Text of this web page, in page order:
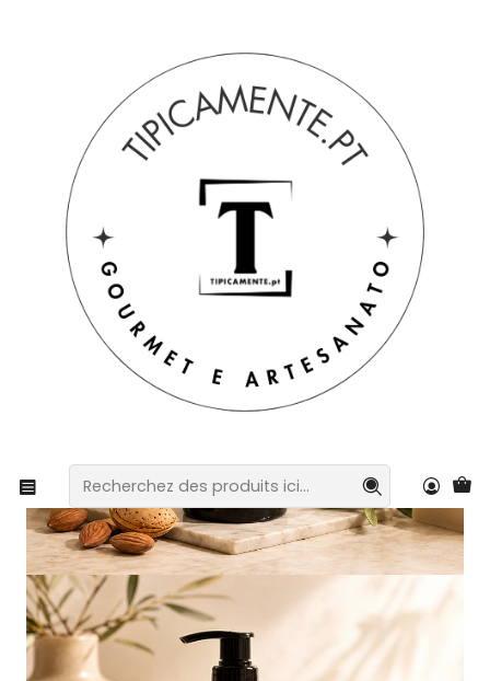
Savons et diffuseurs
Gel douche amande douce – 300 ml